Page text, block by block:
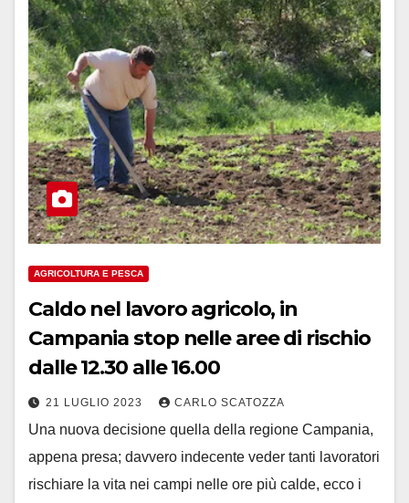
AGRICOLTURA E PESCA
Caldo nel lavoro agricolo, in
Campania stop nelle aree di rischio
dalle 12.30 alle 16.00
21 LUGLIO 2023 CARLO SCATOZZA
Una nuova decisione quella della regione Campania,
appena presa; davvero indecente veder tanti lavoratori
rischiare la vita nei campi nelle ore più calde, ecco i